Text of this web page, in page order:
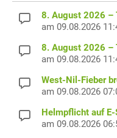
8. August 2026 –
am 09.08.2026
8. August 2026 –
am 09.08.2026
West-Nil-Fieber
am 09.08.2026
Helmpflicht auf
am 09.08.2026